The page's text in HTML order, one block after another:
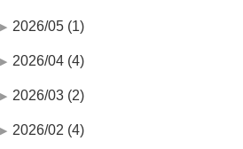
2026/05 (1)
2026/04 (4)
2026/03 (2)
2026/02 (4)